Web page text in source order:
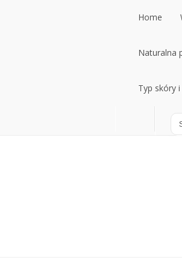
Home
Home
Naturalna
Naturalna
Typ skóry
Typ skóry